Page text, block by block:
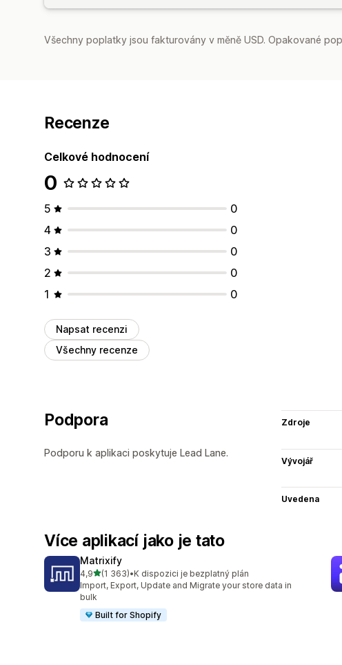
Všechny poplatky jsou fakturovány v měně USD. Opakované
Recenze
Celkové hodnocení
0
5
0
4
0
3
0
2
0
1
0
Napsat recenzi
Všechny recenze
Podpora
Podporu k aplikaci poskytuje Lead Lane.
Zdroje
Vývojář
Uvedena
Více aplikací jako je tato
Matrixify
4,9z 5 hvězd
(1 363)
Celkový počet recenzí: 1363
•K dispozici je bezplatný plán
Import, Export, Update and Migrate your store data in
bulk
Built for Shopify